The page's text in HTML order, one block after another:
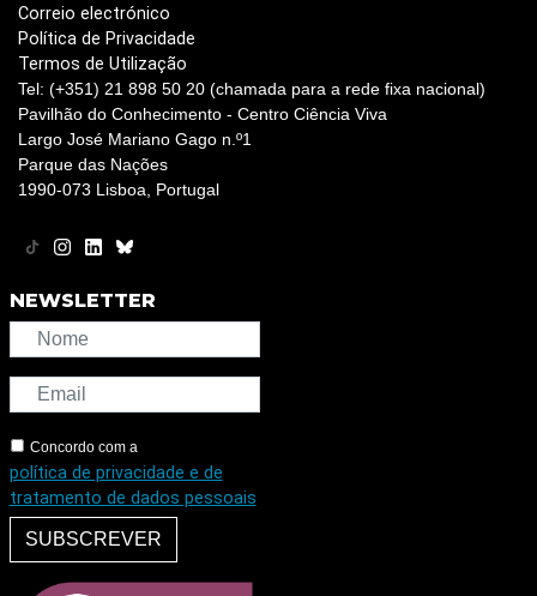
Correio electrónico
Política de Privacidade
Termos de Utilização
Tel: (+351) 21 898 50 20 (chamada para a rede fixa nacional)
Pavilhão do Conhecimento - Centro Ciência Viva
Largo José Mariano Gago n.º1
Parque das Nações
1990-073 Lisboa, Portugal
NEWSLETTER
Concordo com a
política de privacidade e de
tratamento de dados pessoais
SUBSCREVER